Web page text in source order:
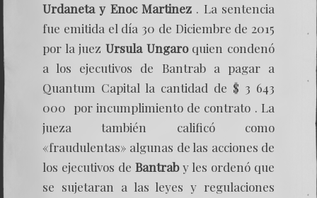
Urdaneta y Enoc Martinez . La sentencia
fue emitida el día 30 de Diciembre de 2015
por la juez Ursula Ungaroquien condenó
a los ejecutivos de Bantrab a pagar a
Quantum Capital la cantidad de $ 3 643
000 por incumplimiento de contrato . La
jueza también calificó como
«fraudulentas» algunas de las acciones de
los ejecutivos de Bantraby les ordenó que
se sujetaran a las leyes y regulaciones